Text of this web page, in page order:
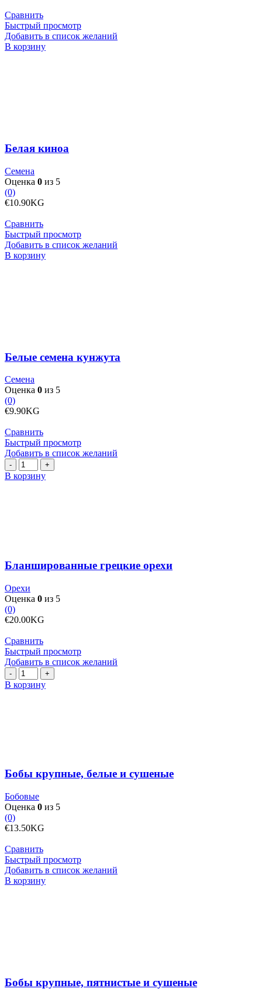
Сравнить
Быстрый просмотр
Добавить в список желаний
Количество
В корзину
Белая киноа
Семена
Оценка 0 из 5
(0)
€10.90KG
Сравнить
Быстрый просмотр
Добавить в список желаний
Количество
В корзину
Белые семена кунжута
Семена
Оценка 0 из 5
(0)
€9.90KG
Сравнить
Быстрый просмотр
Добавить в список желаний
Количество
товара
Бланшированные
В корзину
Бланшированные грецкие орехи
Орехи
Оценка 0 из 5
(0)
€20.00KG
Сравнить
Быстрый просмотр
Добавить в список желаний
Количество
товара
Бобы
В корзину
Бобы крупные, белые и сушеные
Бобовые
Оценка 0 из 5
(0)
€13.50KG
Сравнить
Быстрый просмотр
Добавить в список желаний
Количество
В корзину
Бобы крупные, пятнистые и сушеные